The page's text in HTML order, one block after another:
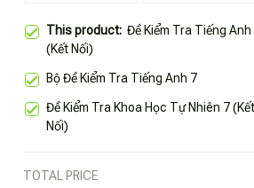
This product: Đề Kiểm Tra Tiếng Anh
(Kết Nối)
Bộ Đề Kiểm Tra Tiếng Anh 7
Đề Kiểm Tra Khoa Học Tự Nhiên 7 (Kết
Nối)
TOTAL PRICE